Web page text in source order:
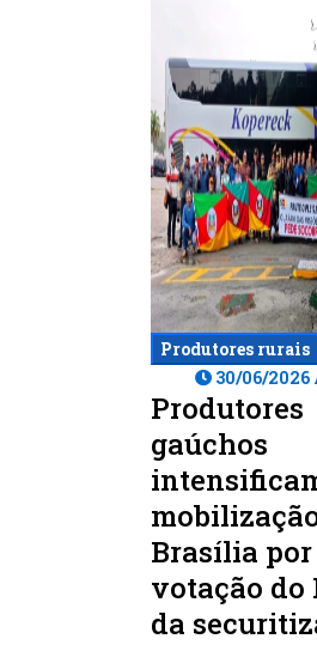
Produtores rurais
30/06/2026
Produtores
gaúchos
Brasília por
votação do
da